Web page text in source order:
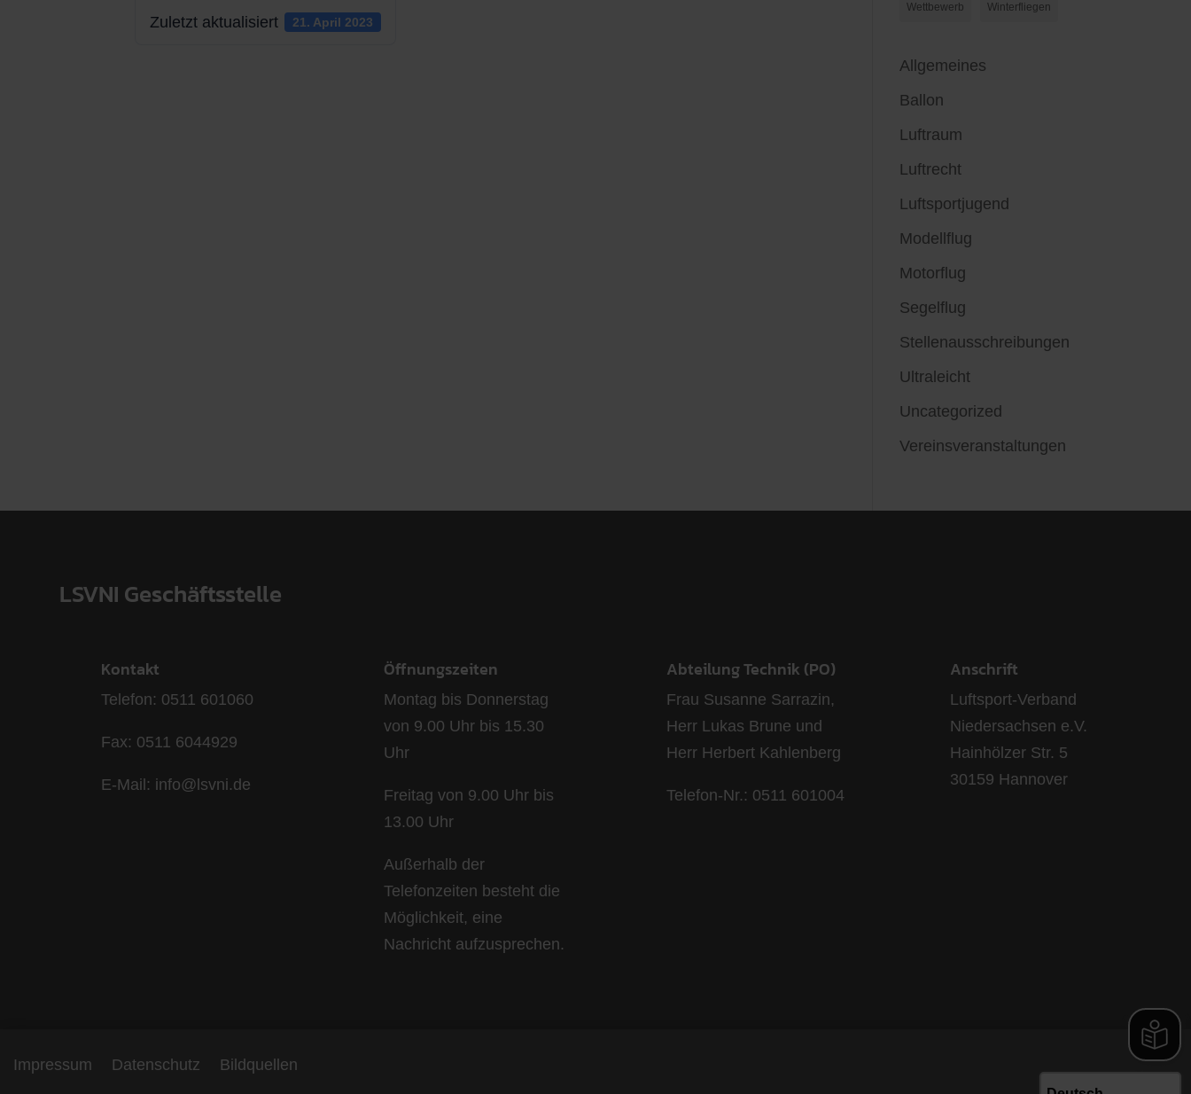
Zuletzt aktualisiert 21. April 2023
Wettbewerb Winterfliegen
Allgemeines
Ballon
Luftraum
Luftrecht
Luftsportjugend
Modellflug
Motorflug
Segelflug
Stellenausschreibungen
Ultraleicht
Uncategorized
Vereinsveranstaltungen
LSVNI Geschäftsstelle
Kontakt
Telefon: 0511 601060
Fax: 0511 6044929
E-Mail: info@lsvni.de
Öffnungszeiten
Montag bis Donnerstag
von 9.00 Uhr bis 15.30
Uhr
Freitag von 9.00 Uhr bis
13.00 Uhr
Außerhalb der
Telefonzeiten besteht die
Möglichkeit, eine
Nachricht aufzusprechen.
Abteilung Technik (PO)
Frau Susanne Sarrazin,
Herr Lukas Brune und
Herr Herbert Kahlenberg
Telefon-Nr.: 0511 601004
Anschrift
Luftsport-Verband
Niedersachsen e.V.
Hainhölzer Str. 5
30159 Hannover
Impressum Datenschutz Bildquellen